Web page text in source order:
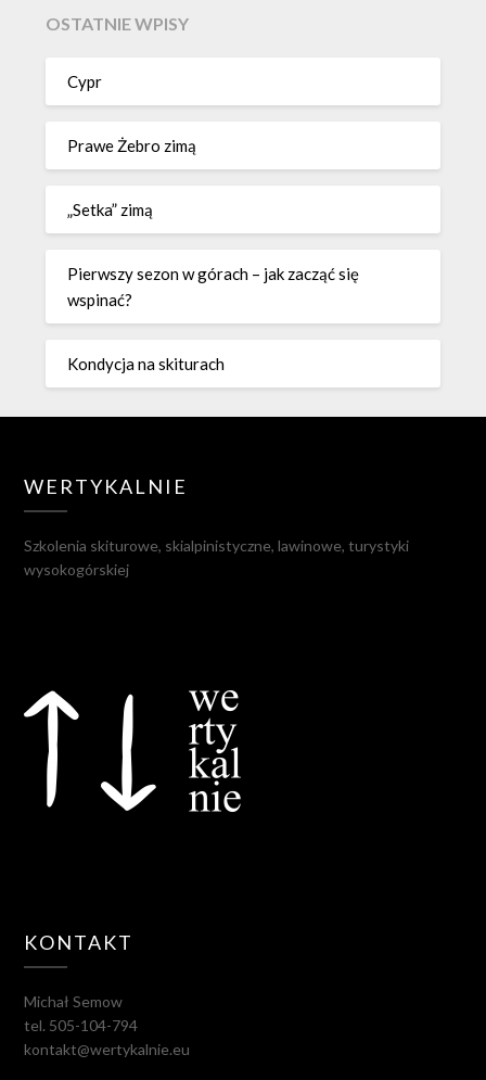
OSTATNIE WPISY
Cypr
Prawe Żebro zimą
„Setka” zimą
Pierwszy sezon w górach – jak zacząć się
wspinać?
Kondycja na skiturach
WERTYKALNIE
Szkolenia skiturowe, skialpinistyczne, lawinowe, turystyki
wysokogórskiej
KONTAKT
Michał Semow
tel. 505-104-794
kontakt@wertykalnie.eu